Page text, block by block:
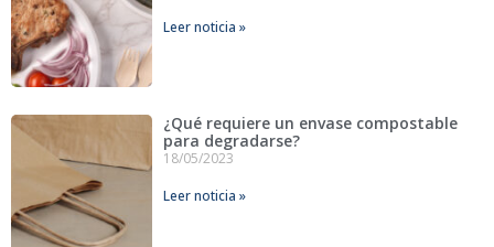
Leer noticia »
¿Qué requiere un envase compostable
para degradarse?
18/05/2023
Leer noticia »